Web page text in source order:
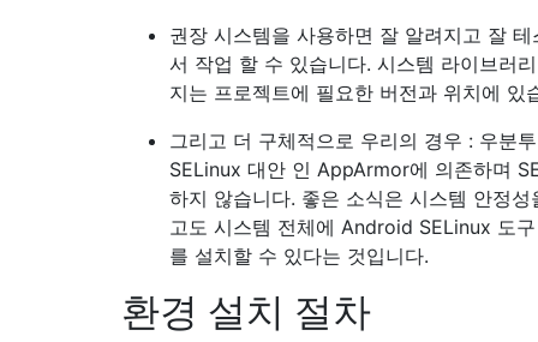
권장 시스템을 사용하면 잘 알려지고 잘
서 작업 할 수 있습니다. 시스템 라이브러
지는 프로젝트에 필요한 버전과 위치에 있
그리고 더 구체적으로 우리의 경우 : 우분
SELinux 대안 인 AppArmor에 의존하며
하지 않습니다. 좋은 소식은 시스템 안정성
고도 시스템 전체에 Android SELinux 도
를 설치할 수 있다는 것입니다.
환경 설치 절차